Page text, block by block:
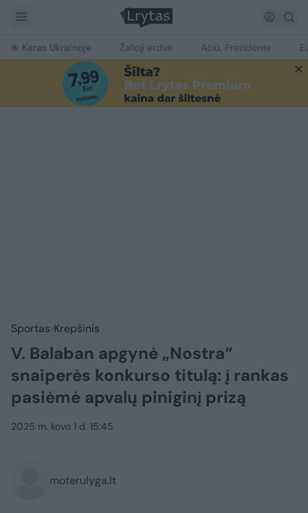
Karas Ukrainoje Žalioji erdvė Ačiū, Prezidente
Sportas Krepšinis
V. Balaban apgynė „Nostra“
snaiperės konkurso titulą: į rankas
pasiėmė apvalų piniginį prizą
2025 m. kovo 1 d. 15:45
moterulyga.lt